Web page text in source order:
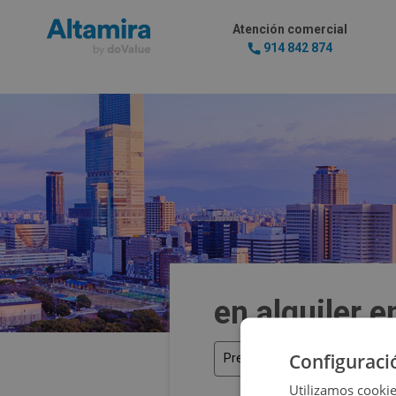
Atención comercial
914 842 874
en alquiler
Precio
Utilizamos